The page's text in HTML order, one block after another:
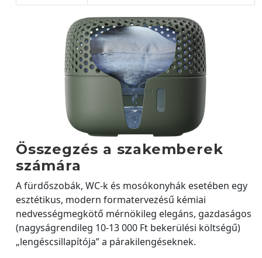
Összegzés a szakemberek
számára
A fürdőszobák, WC-k és mosókonyhák esetében egy
esztétikus, modern formatervezésű kémiai
nedvességmegkötő mérnökileg elegáns, gazdaságos
(nagyságrendileg 10-13 000 Ft bekerülési költségű)
„lengéscsillapítója” a párakilengéseknek.